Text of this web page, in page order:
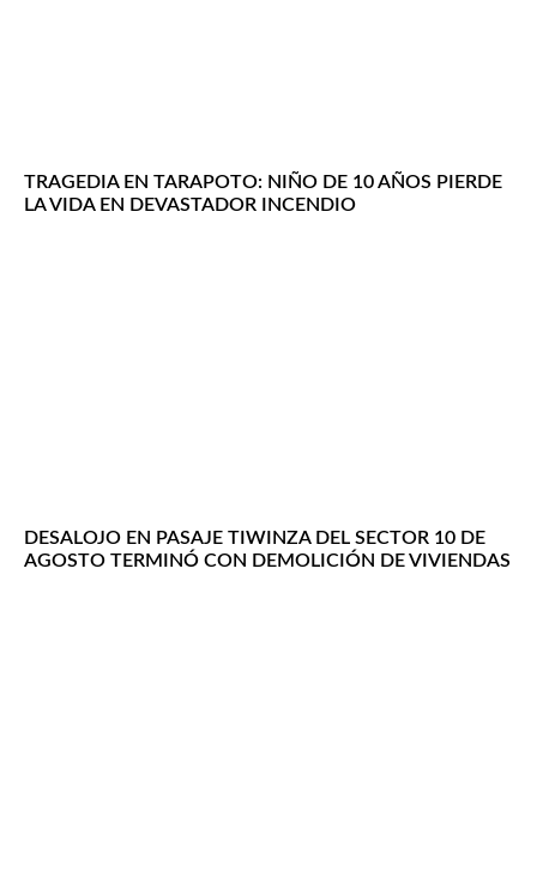
TRAGEDIA EN TARAPOTO: NIÑO DE 10 AÑOS PIERDE
LA VIDA EN DEVASTADOR INCENDIO
DESALOJO EN PASAJE TIWINZA DEL SECTOR 10 DE
AGOSTO TERMINÓ CON DEMOLICIÓN DE VIVIENDAS